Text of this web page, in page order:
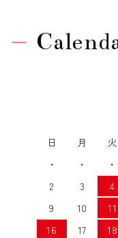
日 月 火
・
・ ・
2
3 4
9
10 11
16
17 18